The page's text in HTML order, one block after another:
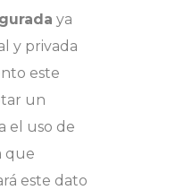
ya
y privada
este
un
el uso de
que
este dato